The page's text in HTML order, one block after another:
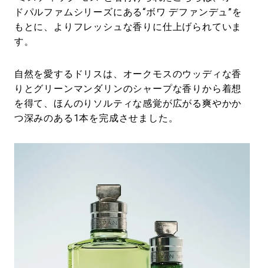
ドパルファムシリーズにある“ボワ デファンデュ”を
もとに、よりフレッシュな香りに仕上げられていま
す。
自然を愛するドリスは、オークモスのウッディな香
りとグリーンマンダリンのシャープな香りから着想
を得て、ほんのりソルティな感覚が広がる爽やかか
つ深みのある1本を完成させました。